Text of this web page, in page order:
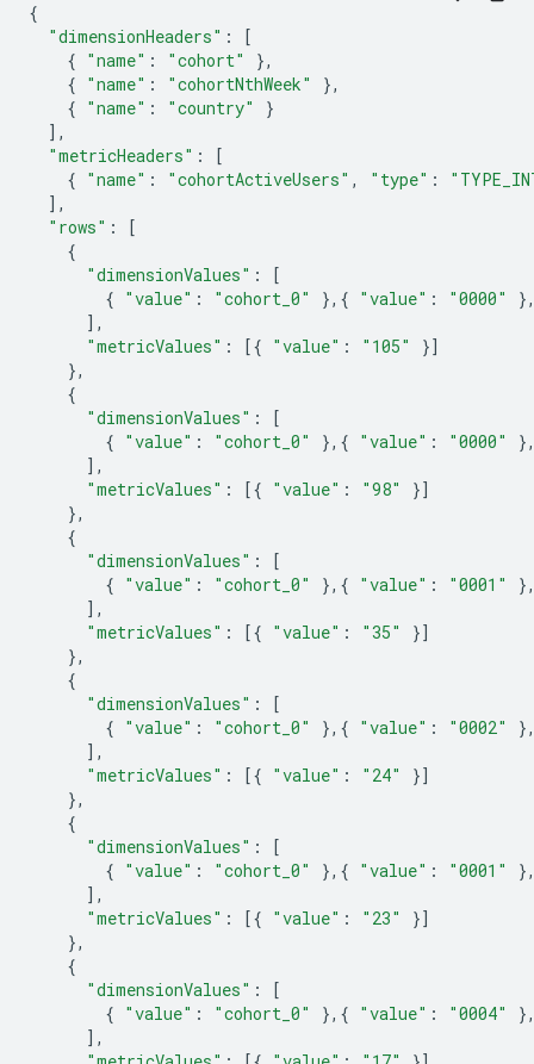
{
"dimensionHeaders" :
[
{ "name" : "cohort"
},
{ "name" : "cohortNthWeek"
},
{ "name" : "country"
}
],
"metricHeaders" :
[
{ "name" : "cohortActiveUsers" , "type" :
],
"rows" :
[
{
"dimensionValues" :
[
{ "value" : "cohort_0" },{ "value" : "0000"
],
"metricValues" : [{ "value" : "105"
}]
},
{
"dimensionValues" :
[
{ "value" : "cohort_0" },{ "value" : "0000"
],
"metricValues" : [{ "value" : "98"
}]
},
{
"dimensionValues" :
[
{ "value" : "cohort_0" },{ "value" : "0001"
],
"metricValues" : [{ "value" : "35"
}]
},
{
"dimensionValues" :
[
{ "value" : "cohort_0" },{ "value" : "0002"
],
"metricValues" : [{ "value" : "24"
}]
},
{
"dimensionValues" :
[
{ "value" : "cohort_0" },{ "value" : "0001"
],
"metricValues" : [{ "value" : "23"
}]
},
{
"dimensionValues" :
[
{ "value" : "cohort_0" },{ "value" : "0004"
],